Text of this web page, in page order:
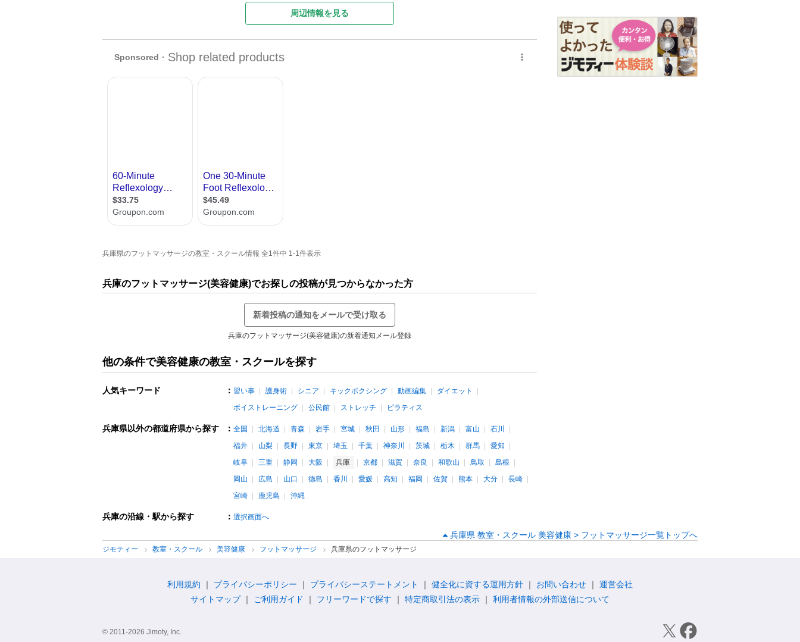
周辺情報を見る
兵庫県のフットマッサージの教室・スクール情報 全1件中 1-1件表示
兵庫のフットマッサージ(美容健康)でお探しの投稿が見つからなかった方
新着投稿の通知をメールで受け取る
兵庫のフットマッサージ(美容健康)の新着通知メール登録
他の条件で美容健康の教室・スクールを探す
人気キーワード ： 習い事 護身術 シニア キックボクシング 動画編集
ダイエット
ボイストレーニング
公民館 ストレッチ ピラティス
兵庫県以外の都道府県から探す ： 全国 北海道 青森 岩手 宮城 秋田 山形 福島 新潟 富山
石川
福井
山梨 長野 東京 埼玉 千葉 神奈川 茨城 栃木 群馬
愛知
岐阜
三重 静岡 大阪 兵庫 京都 滋賀 奈良 和歌山 鳥取
島根
岡山
広島 山口 徳島 香川 愛媛 高知 福岡 佐賀 熊本 大分
長崎
宮崎
鹿児島 沖縄
兵庫の沿線・駅から探す ： 選択画面へ
兵庫県 教室・スクール 美容健康 > フットマッサージ一覧トップへ
ジモティー 教室・スクール 美容健康 フットマッサージ 兵庫県のフットマッサージ
利用規約 プライバシーポリシー プライバシーステートメント 健全化に資する運用方針 お問い合わせ
運営会社
サイトマップ
ご利用ガイド フリーワードで探す 特定商取引法の表示 利用者情報の外部送信について
© 2011-2026 Jimoty, Inc.